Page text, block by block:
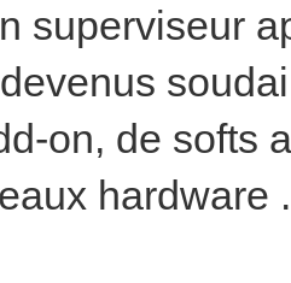
superviseur
on, de softs
hardware